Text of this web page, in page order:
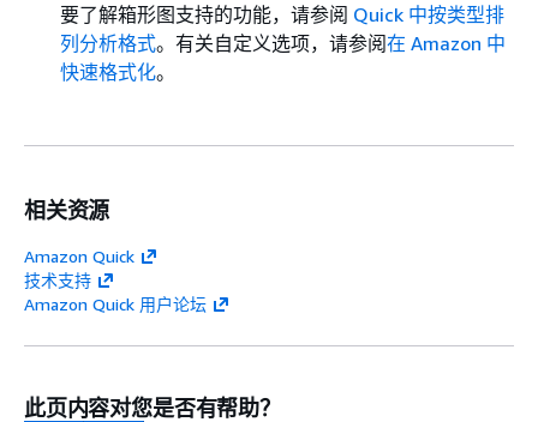
要了解箱形图支持的功能，请参阅 Quick 中按类型排
列分析格式。有关自定义选项，请参阅在 Amazon 中
快速格式化。
相关资源
Amazon Quick
技术支持
Amazon Quick 用户论坛
此页内容对您是否有帮助？